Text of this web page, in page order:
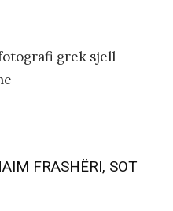
grek sjell
FRASHËRI, SOT